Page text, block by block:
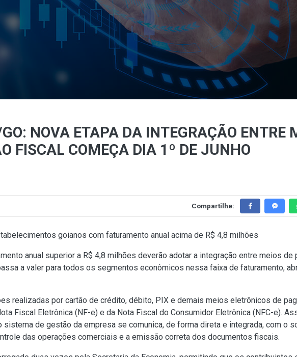
NOVA ETAPA DA INTEGRAÇÃO ENTRE
FISCAL COMEÇA DIA 1º DE JUNHO
Compartilhe:
goianos com faturamento anual acima de R$ 4,8 milhões
anual superior a R$ 4,8 milhões deverão adotar a integração entre meios
a valer para todos os segmentos econômicos nessa faixa de faturamento,
realizadas por cartão de crédito, débito, PIX e demais meios eletrônicos de
Fiscal Eletrônica (NF-e) e da Nota Fiscal do Consumidor Eletrônica (NFC-e).
de gestão da empresa se comunica, de forma direta e integrada, com o
das operações comerciais e a emissão correta dos documentos fiscais.